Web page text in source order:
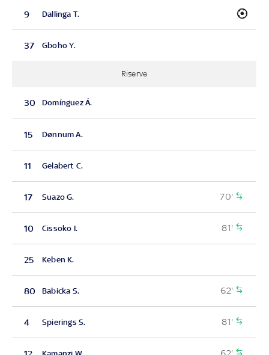
9 Dallinga T.
37 Gboho Y.
Riserve
30 Domínguez Á.
15 Dønnum A.
11 Gelabert C.
17 Suazo G. 70'
10 Cissoko I. 81'
25 Keben K.
80 Babicka S. 62'
4 Spierings S. 81'
62'